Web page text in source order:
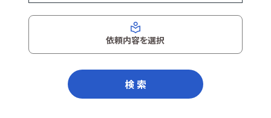
依頼内容を選択
検 索